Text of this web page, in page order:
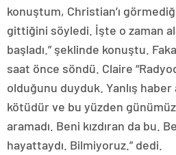
konuştum, Christian’ı
gittiğini söyledi. İşte o zaman
başladı.” şeklinde konuştu.
saat önce söndü. Claire
olduğunu duyduk. Yanlış
kötüdür ve bu yüzden
aramadı. Beni kızdıran da bu.
hayattaydı. Bilmiyoruz.” dedi.